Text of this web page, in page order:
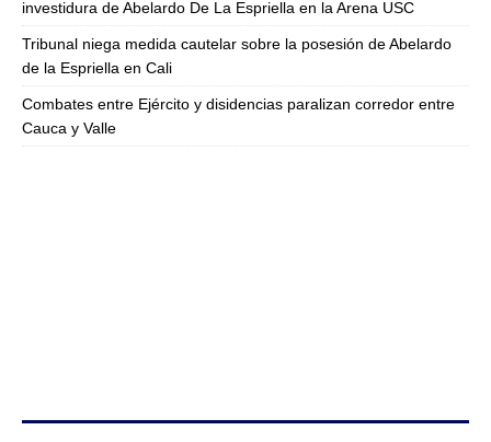
investidura de Abelardo De La Espriella en la Arena USC
Tribunal niega medida cautelar sobre la posesión de Abelardo
de la Espriella en Cali
Combates entre Ejército y disidencias paralizan corredor entre
Cauca y Valle